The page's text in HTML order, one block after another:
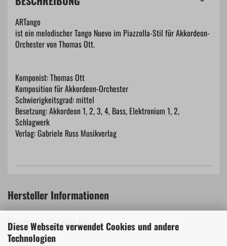
Diese Webseite verwendet Cookies und andere
Technologien
ARTango
ist ein melodischer Tango Nuevo im Piazzolla-Stil für Akkordeon-
Orchester von Thomas Ott.
Komponist: Thomas Ott
Komposition für Akkordeon-Orchester
Schwierigkeitsgrad: mittel
Besetzung: Akkordeon 1, 2, 3, 4, Bass, Elektronium 1, 2,
Schlagwerk
Verlag: Gabriele Russ Musikverlag
Hersteller Informationen
Musikverlag Gabriele Russ
Gabriele Russ